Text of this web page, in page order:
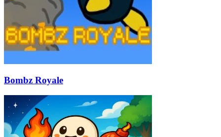
Bombz Royale